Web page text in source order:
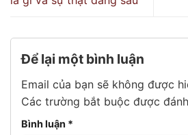
Để lại một bình luận
Email của bạn sẽ không được
Các trường bắt buộc được
Bình luận *